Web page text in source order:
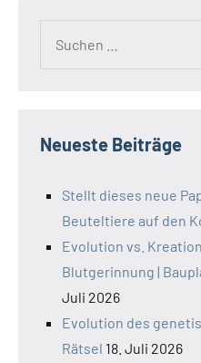
Neueste Beiträge
Stellt dieses neue
Beuteltiere auf den
Evolution vs.
Blutgerinnung |
Juli 2026
Evolution des
Rätsel 18. Juli 2026